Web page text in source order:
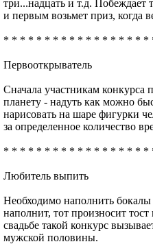
три...надцать и т.д. Побеждает
и первым возьмет приз, когда
* * * * * * * * * * * * * * * * *
Первооткрыватель
Сначала участникам конкурса
планету - надуть как можно
нарисовать на шаре фигурки
за определенное количество
* * * * * * * * * * * * * * * * *
Любитель выпить
Необходимо наполнить
наполнит, тот произносит
свадьбе такой конкурс
мужской половины.